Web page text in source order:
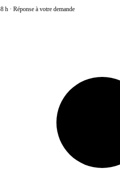
h·Réponse à votre demande